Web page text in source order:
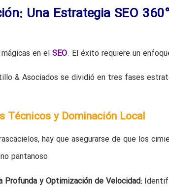
Una Estrategia SEO
en elSEO. El éxito requiere un
& Asociados se dividió en tres fases
Técnicos y Dominación Local
hay que asegurarse de que los
pantanoso.
Profunda y Optimización de Velocidad: